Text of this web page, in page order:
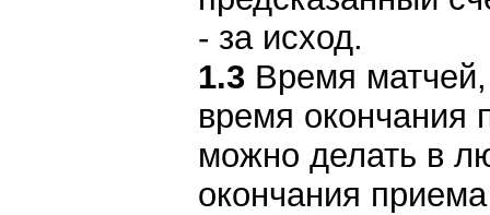
- за исход.
1.3 Время
время окончания
можно делать в
окончания